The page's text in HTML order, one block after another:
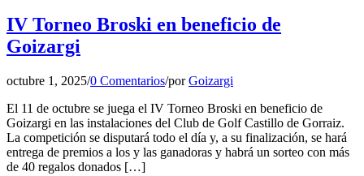
IV Torneo Broski en beneficio de
Goizargi
octubre 1, 2025/0 Comentarios/porGoizargi
El 11 de octubre se juega el IV Torneo Broski en beneficio de
Goizargi en las instalaciones del Club de Golf Castillo de Gorraiz.
La competición se disputará todo el día y, a su finalización, se hará
entrega de premios a los y las ganadoras y habrá un sorteo con más
de 40 regalos donados […]